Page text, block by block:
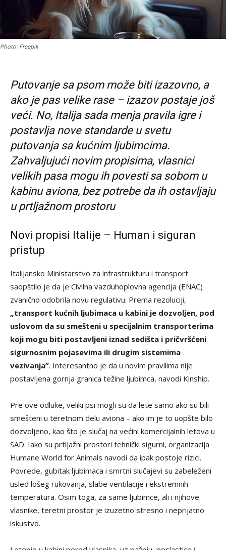
Photo: Freepik
Putovanje sa psom može biti izazovno, a
ako je pas velike rase – izazov postaje još
veći. No, Italija sada menja pravila igre i
postavlja nove standarde u svetu
putovanja sa kućnim ljubimcima.
Zahvaljujući novim propisima, vlasnici
velikih pasa mogu ih povesti sa sobom u
kabinu aviona, bez potrebe da ih ostavljaju
u prtljažnom prostoru
Novi propisi Italije – Human i siguran
pristup
Italijansko Ministarstvo za infrastrukturu i transport
saopštilo je da je Civilna vazduhoplovna agencija (ENAC)
zvanično odobrila novu regulativu. Prema rezoluciji,
„transport kućnih ljubimaca u kabini je dozvoljen, pod
uslovom da su smešteni u specijalnim transporterima
koji mogu biti postavljeni iznad sedišta i pričvršćeni
sigurnosnim pojasevima ili drugim sistemima
vezivanja”. Interesantno je da u novim pravilima nije
postavljena gornja granica težine ljubimca, navodi Kinship.
Pre ove odluke, veliki psi mogli su da lete samo ako su bili
smešteni u teretnom delu aviona – ako im je to uopšte bilo
dozvoljeno, kao što je slučaj na većini komercijalnih letova u
SAD. Iako su prtljažni prostori tehnički sigurni, organizacija
Humane World for Animals navodi da ipak postoje rizici.
Povrede, gubitak ljubimaca i smrtni slučajevi su zabeleženi
usled lošeg rukovanja, slabe ventilacije i ekstremnih
temperatura. Osim toga, za same ljubimce, ali i njihove
vlasnike, teretni prostor je izuzetno stresno i neprijatno
iskustvo.